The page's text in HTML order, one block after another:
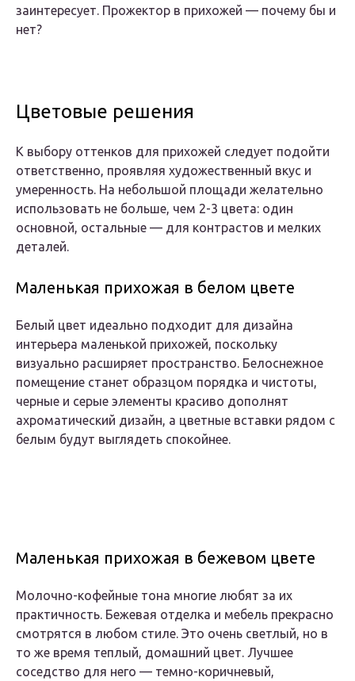
заинтересует. Прожектор в прихожей — почему бы и
нет?
Цветовые решения
К выбору оттенков для прихожей следует подойти
ответственно, проявляя художественный вкус и
умеренность. На небольшой площади желательно
использовать не больше, чем 2-3 цвета: один
основной, остальные — для контрастов и мелких
деталей.
Маленькая прихожая в белом цвете
Белый цвет идеально подходит для дизайна
интерьера маленькой прихожей, поскольку
визуально расширяет пространство. Белоснежное
помещение станет образцом порядка и чистоты,
черные и серые элементы красиво дополнят
ахроматический дизайн, а цветные вставки рядом с
белым будут выглядеть спокойнее.
Маленькая прихожая в бежевом цвете
Молочно-кофейные тона многие любят за их
практичность. Бежевая отделка и мебель прекрасно
смотрятся в любом стиле. Это очень светлый, но в
то же время теплый, домашний цвет. Лучшее
соседство для него — темно-коричневый,